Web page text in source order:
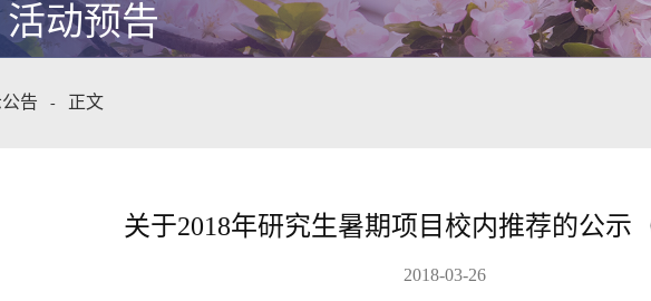
活动预告
告 - 正文
关于2018年研究生暑期项目校内推荐的公示
2018-03-26